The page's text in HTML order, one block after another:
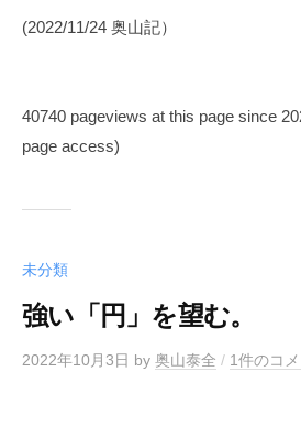
(2022/11/24 奥山記）
40740 pageviews at this page since
page access)
未分類
強い「円」を望む。
2022年10月3日 by 奥山泰全 / 1件のコメ